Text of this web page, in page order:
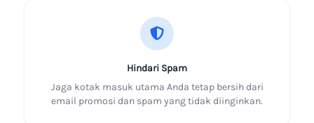
Hindari Spam
Jaga kotak masuk utama Anda tetap bersih dari
email promosi dan spam yang tidak diinginkan.